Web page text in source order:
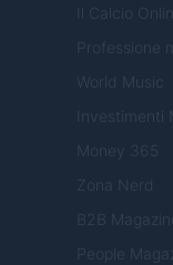
Il Calcio
Professione
World Music
Investimenti
Money 365
Zona Nerd
B2B
People